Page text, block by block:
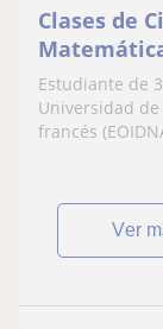
Clases de
a alumnos
Estudiante de
Universidad
francés
ver